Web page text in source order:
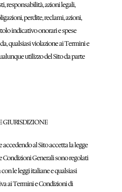
responsabilità, azioni legali,
perdite, reclami, azioni,
indicativo onorari e spese
qualsiasi violazione ai Termini e
utilizzo del Sito da parte
GIURISDIZIONE
accedendo al Sito accetta la legge
Condizioni Generali sono regolati
le leggi italiane e qualsiasi
ai Termini e Condizioni di